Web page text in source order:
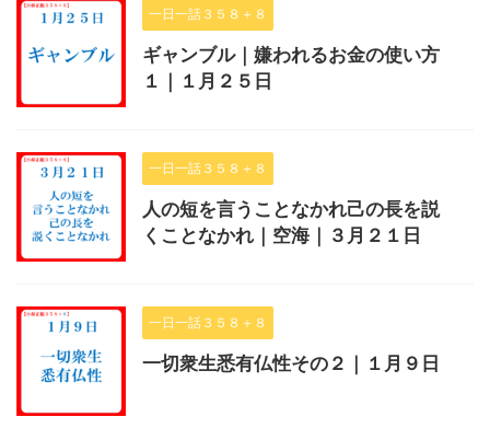
一日一話３５８＋８
ギャンブル｜嫌われるお金の使い方
１｜１月２５日
一日一話３５８＋８
人の短を言うことなかれ己の長を説
くことなかれ｜空海｜３月２１日
一日一話３５８＋８
一切衆生悉有仏性その２｜１月９日